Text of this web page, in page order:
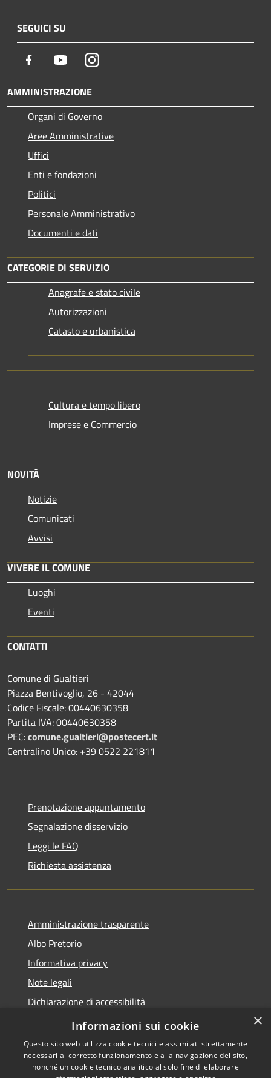
SEGUICI SU
Facebook YoutubeInstagram
AMMINISTRAZIONE
Organi di Governo
Aree Amministrative
Uffici
Enti e fondazioni
Politici
Personale Amministrativo
Documenti e dati
CATEGORIE DI SERVIZIO
Anagrafe e stato civile
Autorizzazioni
Catasto e urbanistica
Cultura e tempo libero
Imprese e Commercio
NOVITÀ
Notizie
Comunicati
Avvisi
VIVERE IL COMUNE
Luoghi
Eventi
CONTATTI
Comune di Gualtieri
Piazza Bentivoglio, 26 - 42044
Codice Fiscale: 00440630358
Partita IVA: 00440630358
PEC:comune.gualtieri@postecert.it
Centralino Unico: +39 0522 221811
Prenotazione appuntamento
Segnalazione disservizio
Leggi le FAQ
Richiesta assistenza
Amministrazione trasparente
Albo Pretorio
Informativa privacy
Note legali
Dichiarazione di accessibilità
Piano di miglioramento del sito
×
Informazioni sui cookie
Questo sito web utilizza cookie tecnici e assimilati strettamente
necessari al corretto funzionamento e alla navigazione del sito,
nonché un cookie tecnico analitico al solo fine di elaborare